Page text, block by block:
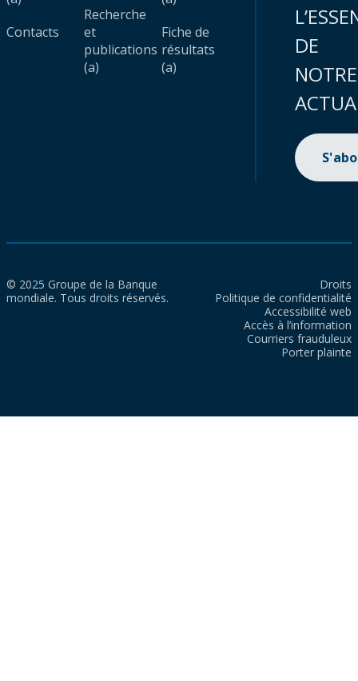
Contacts
Recherche
et
publications
(a)
Fiche de
résultats
(a)
DE
NOTRE
© 2025 Groupe de la Banque
mondiale. Tous droits réservés.
Droits
Politique de confidentialité
Accessibilité web
Accès à l’information
Courriers frauduleux
Porter plainte